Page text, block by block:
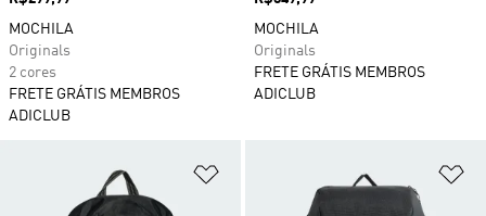
MOCHILA
Originals
2 cores
FRETE GRÁTIS MEMBROS
ADICLUB
MOCHILA
Originals
FRETE GRÁTIS MEMBROS
ADICLUB